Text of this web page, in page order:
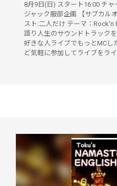
8月9日(日) スタート16:00 チ
ジャック服部企画 【サブカル
スト:二人だけ テーマ：Rock'n
語り人生のサウンドトラック
好きな人ライブでもっとMCし
ど気軽に参加してライブをラ